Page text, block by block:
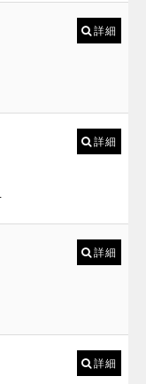
詳細
詳細
詳細
詳細